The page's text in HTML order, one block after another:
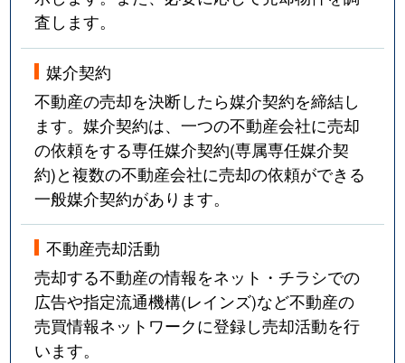
査します。
媒介契約
不動産の売却を決断したら媒介契約を締結し
ます。媒介契約は、一つの不動産会社に売却
の依頼をする専任媒介契約(専属専任媒介契
約)と複数の不動産会社に売却の依頼ができる
一般媒介契約があります。
不動産売却活動
売却する不動産の情報をネット・チラシでの
広告や指定流通機構(レインズ)など不動産の
売買情報ネットワークに登録し売却活動を行
います。